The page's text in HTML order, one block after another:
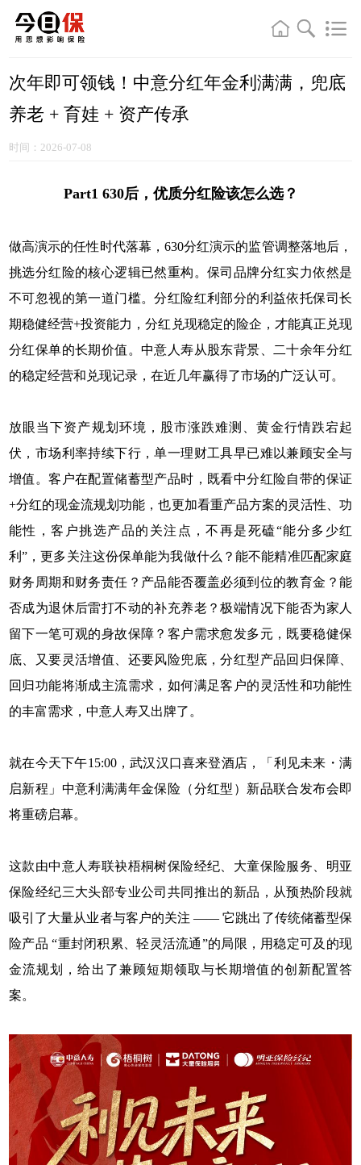
次年即可领钱！中意分红年金利满满，兜底
养老 + 育娃 + 资产传承
时间：2026-07-08
Part1 630后，优质分红险该怎么选？
做高演示的任性时代落幕，630分红演示的监管调整落地后，
挑选分红险的核心逻辑已然重构。保司品牌分红实力依然是
不可忽视的第一道门槛。分红险红利部分的利益依托保司长
期稳健经营+投资能力，分红兑现稳定的险企，才能真正兑现
分红保单的长期价值。中意人寿从股东背景、二十余年分红
的稳定经营和兑现记录，在近几年赢得了市场的广泛认可。
放眼当下资产规划环境，股市涨跌难测、黄金行情跌宕起
伏，市场利率持续下行，单一理财工具早已难以兼顾安全与
增值。客户在配置储蓄型产品时，既看中分红险自带的保证
+分红的现金流规划功能，也更加看重产品方案的灵活性、功
能性，客户挑选产品的关注点，不再是死磕“能分多少红
利”，更多关注这份保单能为我做什么？能不能精准匹配家庭
财务周期和财务责任？产品能否覆盖必须到位的教育金？能
否成为退休后雷打不动的补充养老？极端情况下能否为家人
留下一笔可观的身故保障？客户需求愈发多元，既要稳健保
底、又要灵活增值、还要风险兜底，分红型产品回归保障、
回归功能将渐成主流需求，如何满足客户的灵活性和功能性
的丰富需求，中意人寿又出牌了。
就在今天下午15:00，武汉汉口喜来登酒店，「利见未来・满
启新程」中意利满满年金保险（分红型）新品联合发布会即
将重磅启幕。
这款由中意人寿联袂梧桐树保险经纪、大童保险服务、明亚
保险经纪三大头部专业公司共同推出的新品，从预热阶段就
吸引了大量从业者与客户的关注 —— 它跳出了传统储蓄型保
险产品 “重封闭积累、轻灵活流通”的局限，用稳定可及的现
金流规划，给出了兼顾短期领取与长期增值的创新配置答
案。